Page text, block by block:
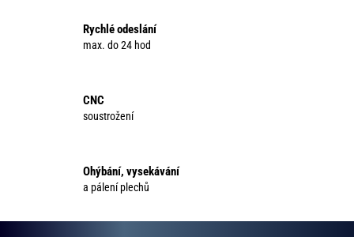
y
v
Rychlé odeslání
max. do 24 hod
CNC
soustrožení
Ohýbání, vysekávání
a pálení plechů